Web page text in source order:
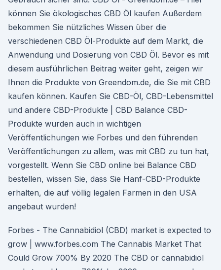
können Sie ökologisches CBD Öl kaufen Außerdem
bekommen Sie nützliches Wissen über die
verschiedenen CBD Öl-Produkte auf dem Markt, die
Anwendung und Dosierung von CBD Öl. Bevor es mit
diesem ausführlichen Beitrag weiter geht, zeigen wir
Ihnen die Produkte von Greendom.de, die Sie mit CBD
kaufen können. Kaufen Sie CBD-Öl, CBD-Lebensmittel
und andere CBD-Produkte | CBD Balance CBD-
Produkte wurden auch in wichtigen
Veröffentlichungen wie Forbes und den führenden
Veröffentlichungen zu allem, was mit CBD zu tun hat,
vorgestellt. Wenn Sie CBD online bei Balance CBD
bestellen, wissen Sie, dass Sie Hanf-CBD-Produkte
erhalten, die auf völlig legalen Farmen in den USA
angebaut wurden!
Forbes - The Cannabidiol (CBD) market is expected to
grow | www.forbes.com The Cannabis Market That
Could Grow 700% By 2020 The CBD or cannabidiol